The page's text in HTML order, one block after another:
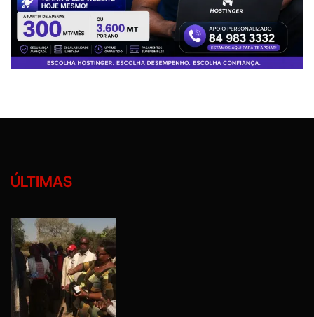
ÚLTIMAS